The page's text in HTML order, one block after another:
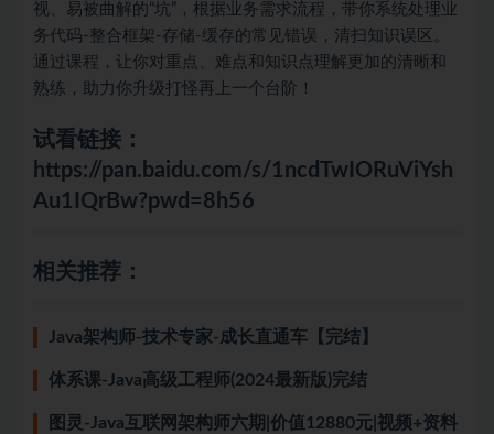
视、易被曲解的“坑”，根据业务需求流程，带你系统处理业
务代码-整合框架-存储-缓存的常见错误，清扫知识误区。
通过课程，让你对重点、难点和知识点理解更加的清晰和
熟练，助力你升级打怪再上一个台阶！
试看链接：
https://pan.baidu.com/s/1ncdTwIORuViYsh
Au1IQrBw?pwd=8h56
相关推荐：
Java架构师-技术专家-成长直通车【完结】
体系课-Java高级工程师(2024最新版)完结
图灵-Java互联网架构师六期|价值12880元|视频+资料